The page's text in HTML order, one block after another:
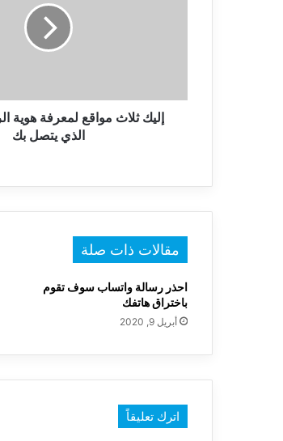
يتصل
إليك ثلاث مواقع لمعرفة هوية
الذي يتصل بك
مقالات ذات صلة
احذر رسالة واتساب سوف تقوم
باختراق هاتفك
أبريل 9, 2020
اترك تعليقاً